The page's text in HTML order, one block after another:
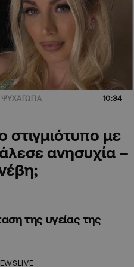
ΨΥΧΑΓΩΓΙΑ 10:34
με
ανησυχία –
της υγείας της